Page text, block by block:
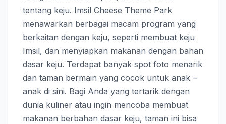
tentang keju. Imsil Cheese Theme Park
menawarkan berbagai macam program yang
berkaitan dengan keju, seperti membuat keju
Imsil, dan menyiapkan makanan dengan bahan
dasar keju. Terdapat banyak spot foto menarik
dan taman bermain yang cocok untuk anak –
anak di sini. Bagi Anda yang tertarik dengan
dunia kuliner atau ingin mencoba membuat
makanan berbahan dasar keju, taman ini bisa